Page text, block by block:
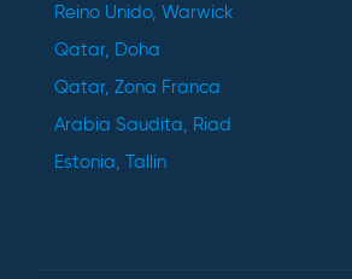
Reino Unido, Warwick
Qatar, Doha
Qatar, Zona Franca
Arabia Saudita, Riad
Estonia, Tallin